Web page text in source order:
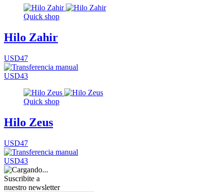
Quick shop
Hilo Zahir
USD47
USD43
Quick shop
Hilo Zeus
USD47
USD43
Suscribite a
nuestro newsletter